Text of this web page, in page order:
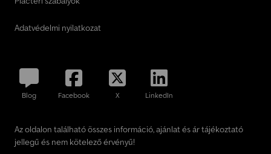
Adatvédelmi nyilatkozat
Blog Facebook X LinkedIn
Az oldalon található összes információ, ajánlat és ár tájékoztató
jellegű és nem kötelező érvényű!